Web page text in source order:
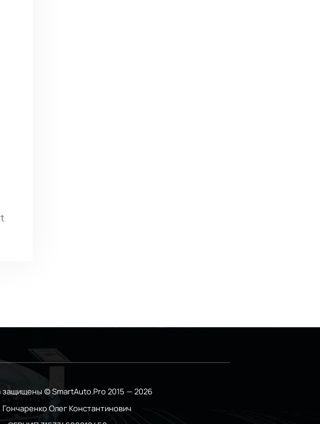
защищены © SmartAuto.Pro 2015 — 2026
Гончаренко Олег Константинович